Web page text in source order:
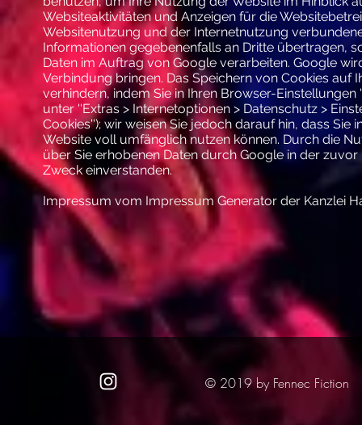
Websiteaktivitäten und Anzeigen für die
Websitenutzung und der Internetnutzung
Informationen gegebenenfalls an Dritte übertragen,
Daten im Auftrag von Google verarbeiten. Google
Verbindung bringen. Das Speichern von Cookies auf
verhindern, indem Sie in Ihren Browser-
unter ''Extras > Internetoptionen > Datenschutz >
Cookies''); wir weisen Sie jedoch darauf hin, dass
Website voll umfänglich nutzen können. Durch die
über Sie erhobenen Daten durch Google in der
Zweck einverstanden.
Impressum vom Impressum Generator der Kanzlei
© 2019 by Fennec Fiction